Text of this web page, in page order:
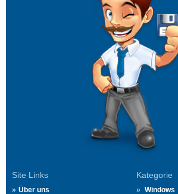
Site Links
Über uns
Kategorie
Windows